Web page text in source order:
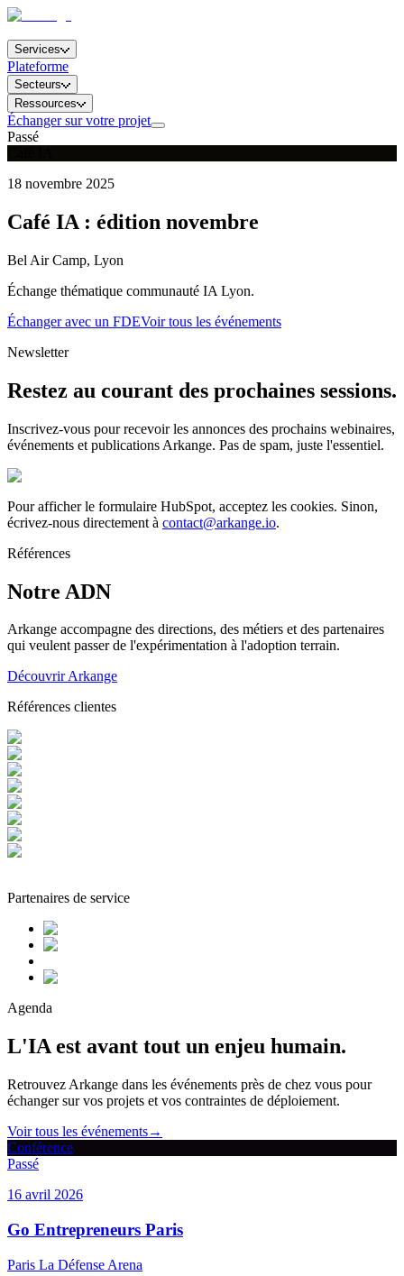
Services
Plateforme
Secteurs
Ressources
Échanger sur votre projet
Passé
18 novembre 2025
Café IA : édition novembre
Bel Air Camp, Lyon
Échange thématique communauté IA Lyon.
Échanger avec un FDEVoir tous les événements
Newsletter
Restez au courant des prochaines sessions.
Inscrivez-vous pour recevoir les annonces des prochains webinaires,
événements et publications Arkange. Pas de spam, juste l'essentiel.
Pour afficher le formulaire HubSpot, acceptez les cookies. Sinon,
écrivez-nous directement à contact@arkange.io.
Références
Notre ADN
Arkange accompagne des directions, des métiers et des partenaires
qui veulent passer de l'expérimentation à l'adoption terrain.
Découvrir Arkange
Références clientes
Partenaires de service
Agenda
L'IA est avant tout un enjeu humain.
Retrouvez Arkange dans les événements près de chez vous pour
échanger sur vos projets et vos contraintes de déploiement.
Voir tous les événements→
Conférence
Passé
16 avril 2026
Go Entrepreneurs Paris
Paris La Défense Arena